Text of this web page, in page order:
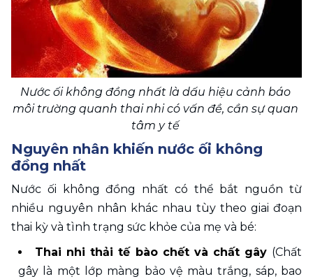
Nước ối không đồng nhất là dấu hiệu cảnh báo
môi trường quanh thai nhi có vấn đề, cần sự quan
tâm y tế
Nguyên nhân khiến nước ối không
đồng nhất
Nước ối không đồng nhất có thể bắt nguồn từ
nhiều nguyên nhân khác nhau tùy theo giai đoạn
thai kỳ và tình trạng sức khỏe của mẹ và bé:
Thai nhi thải tế bào chết và chất gây (Chất
gây là một lớp màng bảo vệ màu trắng, sáp, bao